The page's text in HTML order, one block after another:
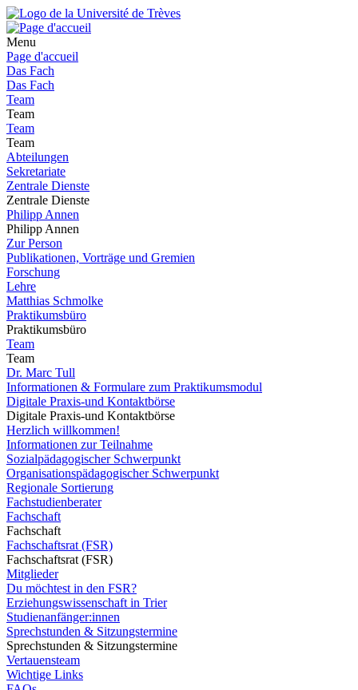
Menu
Page d'accueil
Das Fach
Das Fach
Team
Team
Team
Team
Abteilungen
Sekretariate
Zentrale Dienste
Zentrale Dienste
Philipp Annen
Philipp Annen
Zur Person
Publikationen, Vorträge und Gremien
Forschung
Lehre
Matthias Schmolke
Praktikumsbüro
Praktikumsbüro
Team
Team
Dr. Marc Tull
Informationen & Formulare zum Praktikumsmodul
Digitale Praxis-und Kontaktbörse
Digitale Praxis-und Kontaktbörse
Herzlich willkommen!
Informationen zur Teilnahme
Sozialpädagogischer Schwerpunkt
Organisationspädagogischer Schwerpunkt
Regionale Sortierung
Fachstudienberater
Fachschaft
Fachschaft
Fachschaftsrat (FSR)
Fachschaftsrat (FSR)
Mitglieder
Du möchtest in den FSR?
Erziehungswissenschaft in Trier
Studienanfänger:innen
Sprechstunden & Sitzungstermine
Sprechstunden & Sitzungstermine
Vertauensteam
Wichtige Links